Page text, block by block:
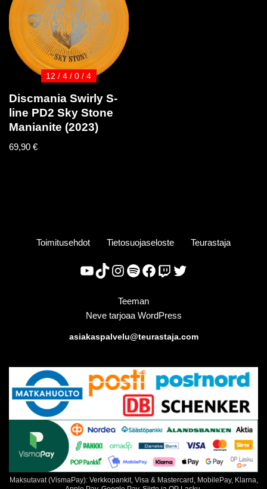
12 / 4 / 0 / 4
Discmania Swirly S-
line PD2 Sky Stone
Manianite (2023)
69,90 €
Toimitusehdot Tietosuojaseloste Teurastaja
Teeman
NevetarjoaaWordPress
asiakaspalvelu@teurastaja.com
Maksutavat (VismaPay): Verkkopankit, Visa & Mastercard, MobilePay, Klarna,